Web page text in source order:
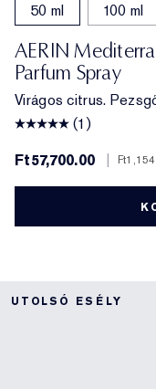
50 ml 100 ml
AERIN
Parfum Spray
Virágos citrus.
(1)
Ft57,700.00
UTOLSÓ ESÉLY